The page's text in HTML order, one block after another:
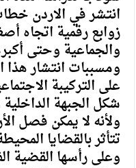
انتشر في الاردن
زوابع رقمية اتجاه
والجماعية وحتى
ومسببات انتشار هذا
على التركيبة
شكل الجبهة
ولأنه لا يمكن فصل
تتأثر بالقضايا
وعلى رأسها القضية